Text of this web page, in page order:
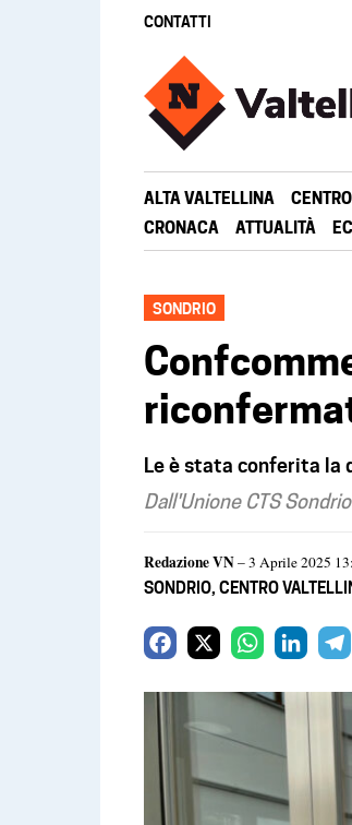
CONTATTI
ALTA VALTELLINA
CRONACA
ATTUALITÀ
SONDRIO
Le è stata conferita la
Dall'Unione CTS
Redazione VN– 3 Aprile 2025
SONDRIO, CENTRO
a
A
n
k
e